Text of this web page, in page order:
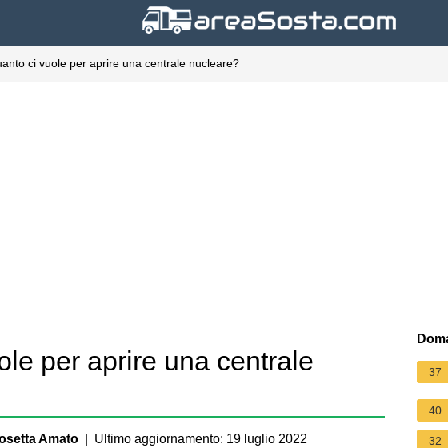
ci vuole per aprire una centrale nucleare?
per aprire una centrale
Amato | Ultimo aggiornamento: 19 luglio 2022
37
40
32